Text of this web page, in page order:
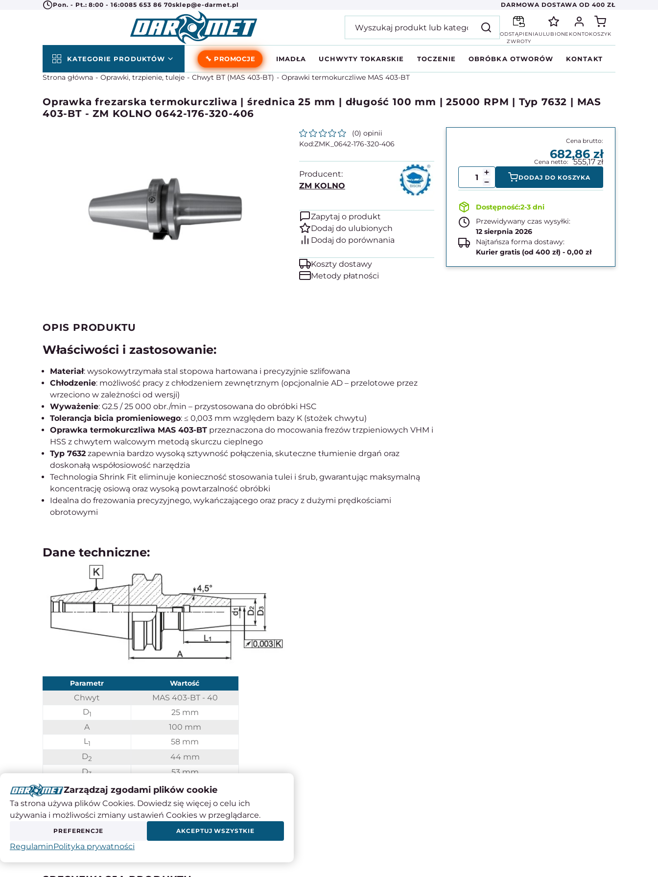
Pon. - Pt.: 8:00 - 16:0085 653 86 70sklep@e-darmet.pl DARMOWA DOSTAWA OD 400 ZŁ
ODSTĄPIENIA
ZWROTY
ULUBIONE KONTOKOSZYK
KATEGORIE PRODUKTÓW 🔧 PROMOCJE IMADŁA UCHWYTY TOKARSKIE TOCZENIE OBRÓBKA OTWORÓW KONTAKT
Strona główna Oprawki, trzpienie, tuleje Chwyt BT (MAS 403-BT) Oprawki termokurczliwe MAS 403-BT
Oprawka frezarska termokurczliwa | średnica 25 mm | długość 100 mm | 25000 RPM | Typ 7632 | MAS
403-BT - ZM KOLNO 0642-176-320-406
(0) opinii
ZMK_0642-176-320-406
Producent:
ZM KOLNO
Zapytaj o produkt
Koszty dostawy
Metody płatności
682,86
555,17
DODAJ DO KOSZYKA
2-3 dni
Przewidywany czas wysyłki:
12 sierpnia 2026
Najtańsza forma dostawy:
Kurier gratis (od 400 zł) - 0,00 zł
OPIS PRODUKTU
Właściwości i zastosowanie:
Materiał: wysokowytrzymała stal stopowa hartowana i precyzyjnie szlifowana
Chłodzenie: możliwość pracy z chłodzeniem zewnętrznym (opcjonalnie AD – przelotowe przez
wrzeciono w zależności od wersji)
Wyważenie: G2.5 / 25 000 obr./min – przystosowana do obróbki HSC
Tolerancja bicia promieniowego: ≤ 0,003 mm względem bazy K (stożek chwytu)
Oprawka termokurczliwa MAS 403-BT przeznaczona do mocowania frezów trzpieniowych VHM i
HSS z chwytem walcowym metodą skurczu cieplnego
Typ 7632 zapewnia bardzo wysoką sztywność połączenia, skuteczne tłumienie drgań oraz
doskonałą współosiowość narzędzia
Technologia Shrink Fit eliminuje konieczność stosowania tulei i śrub, gwarantując maksymalną
koncentrację osiową oraz wysoką powtarzalność obróbki
Idealna do frezowania precyzyjnego, wykańczającego oraz pracy z dużymi prędkościami
obrotowymi
Dane techniczne:
Parametr Wartość
Chwyt
MAS 403-BT - 40
D1
25 mm
A
100 mm
L 1
58 mm
D2
44 mm
D3
53 mm
Kod produktu
0642 176 320 406
Chwyt BT - MAS 403 BT - informacje techniczne
Zarządzaj zgodami plików cookie
Ta strona używa plików Cookies. Dowiedz się więcej o celu ich
używania i możliwości zmiany ustawień Cookies w przeglądarce.
PREFERENCJE AKCEPTUJ WSZYSTKIE
RegulaminPolityka prywatności